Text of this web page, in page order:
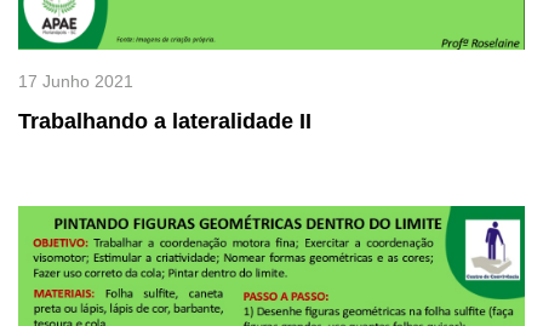
Trabalhando a lateralidade II
17 Junho 2021